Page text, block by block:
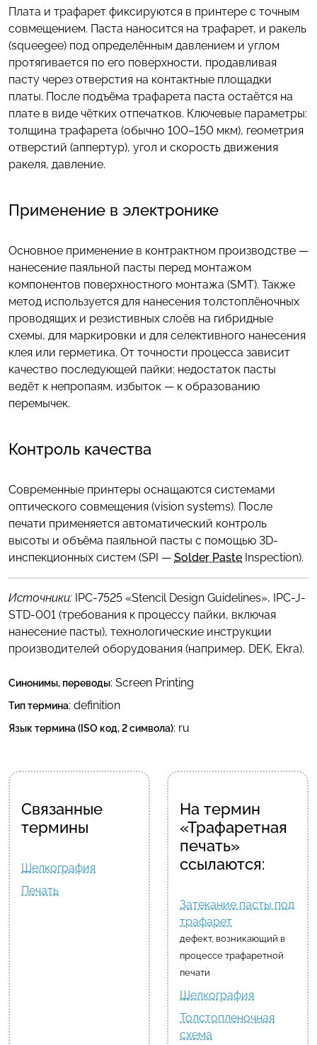
Плата и трафарет фиксируются в принтере с точным
совмещением. Паста наносится на трафарет, и ракель
(squeegee) под определённым давлением и углом
протягивается по его поверхности, продавливая
пасту через отверстия на контактные площадки
платы. После подъёма трафарета паста остаётся на
плате в виде чётких отпечатков. Ключевые параметры:
толщина трафарета (обычно 100–150 мкм), геометрия
отверстий (аппертур), угол и скорость движения
ракеля, давление.
Применение в электронике
Основное применение в контрактном производстве —
нанесение паяльной пасты перед монтажом
компонентов поверхностного монтажа (SMT). Также
метод используется для нанесения толстоплёночных
проводящих и резистивных слоёв на гибридные
схемы, для маркировки и для селективного нанесения
клея или герметика. От точности процесса зависит
качество последующей пайки: недостаток пасты
ведёт к непропаям, избыток — к образованию
перемычек.
Контроль качества
Современные принтеры оснащаются системами
оптического совмещения (vision systems). После
печати применяется автоматический контроль
высоты и объёма паяльной пасты с помощью 3D-
инспекционных систем (SPI — Solder Paste Inspection).
Источники: IPC-7525 «Stencil Design Guidelines», IPC-J-
STD-001 (требования к процессу пайки, включая
нанесение пасты), технологические инструкции
производителей оборудования (например, DEK, Ekra).
Синонимы, переводы: Screen Printing
Тип термина: definition
Язык термина (ISO код, 2 символа): ru
Связанные
термины
Шелкография
Печать
На термин
«Трафаретная
печать»
ссылаются:
Затекание пасты под
трафарет
дефект, возникающий в
процессе трафаретной
печати
Шелкография
Толстопленочная
схема